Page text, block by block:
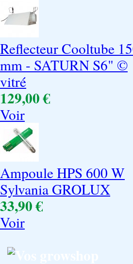
Reflecteur Cooltube
mm - SATURN S6" ©
vitré
129,00 €
Voir
Ampoule HPS 600 W
Sylvania GROLUX
33,90 €
Voir